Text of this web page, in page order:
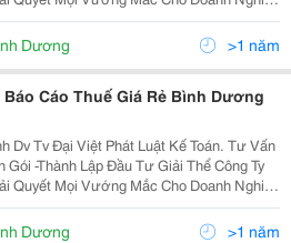
Thành Lập Văn Phòng
Thương Nhân Nướ
Dương >1 năm
Báo Cáo Thuế Giá Rẻ Bình Dương
Tv Đại Việt Phát Luật Kế Toán. Tư Vấn
Gói -Thành Lập Đầu Tư Giải Thể Công Ty
Quyết Mọi Vướng Mắc Cho Doanh Nghiệp
Thành Lập Văn Phòng
Dương >1 năm